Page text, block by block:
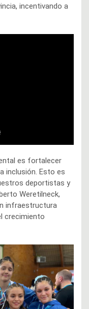
incentivando a
es fortalecer
inclusión. Esto es
deportistas y
Weretilneck,
infraestructura
crecimiento